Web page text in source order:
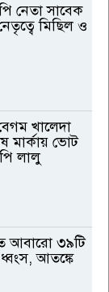
নেতা সাবেক
মিছিল ও
খালেদা
মার্কায় ভোট
লালু
আবারো ৩৯টি
আতঙ্কে